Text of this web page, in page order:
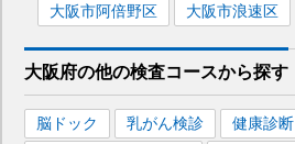
大阪市阿倍野区
大阪市浪速区
大阪府の他の検査コースから探す
脳ドック 乳がん検診 健康診断